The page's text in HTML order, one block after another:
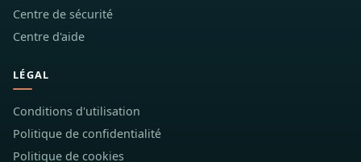
Centre de sécurité
Centre d'aide
LÉGAL
Conditions d'utilisation
Politique de confidentialité
Politique de cookies